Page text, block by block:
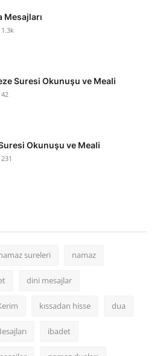
Mesajları
1.3k
Suresi Okunuşu ve Meali
42
Okunuşu ve Meali
231
sureleri namaz
dini mesajlar
kıssadan hisse dua
ibadet